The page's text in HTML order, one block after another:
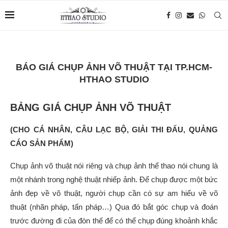
BÁO GIÁ CHỤP ẢNH VÕ THUẬT TẠI TP.HCM-
HTHAO STUDIO
BẢNG GIÁ CHỤP ẢNH VÕ THUẬT
(CHO CÁ NHÂN, CÂU LẠC BỘ, GIẢI THI ĐẤU, QUẢNG
CÁO SẢN PHẨM)
Chụp ảnh võ thuật nói riêng và chụp ảnh thể thao nói chung là
một nhánh trong nghệ thuật nhiếp ảnh. Để chụp được một bức
ảnh đẹp về võ thuật, người chụp cần có sự am hiểu về võ
thuật (nhãn pháp, tấn pháp…) Qua đó bắt góc chụp và đoán
trước đường đi của đòn thế để có thể chụp đúng khoảnh khắc